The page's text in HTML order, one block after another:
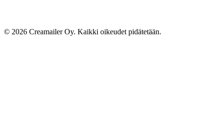
© 2026 Creamailer Oy. Kaikki oikeudet pidätetään.